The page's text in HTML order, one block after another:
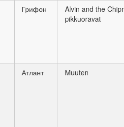
Грифон
Alvin and the
pikkuoravat
Атлант Muuten